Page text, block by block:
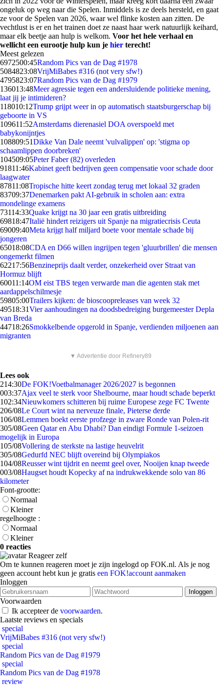
ongeluk op weg naar die Spelen. Inmiddels is ze deels hersteld, en gaat
ze voor de Spelen van 2026, waar wel flinke kosten aan zitten. De
vechtlust is er en het trainen doet ze naast haar werk natuurlijk keihard,
maar elk beetje aan hulp is welkom. Voor het hele verhaal en
wellicht een eurootje hulp kun je hier terecht!
Meest gelezen
6972500:45Random Pics van de Dag #1978
5084823:08VrijMiBabes #316 (not very sfw!)
4795823:07Random Pics van de Dag #1979
136013:48Meer agressie tegen een andersluidende politieke mening,
laat jij je intimideren?
118010:12Trump grijpt weer in op automatisch staatsburgerschap bij
geboorte in VS
109611:52Amsterdams dierenasiel DOA overspoeld met
babykonijntjes
108809:51Dikke Van Dale neemt 'vulvalippen' op: 'stigma op
schaamlippen doorbreken'
104509:05Peter Faber (82) overleden
91811:46Kabinet geeft bedrijven geen compensatie voor schade door
laagwater
87811:08Tropische hitte keert zondag terug met lokaal 32 graden
83709:37Denemarken pakt AI-gebruik in scholen aan: extra
mondelinge examens
73114:33Quake krijgt na 30 jaar een gratis uitbreiding
69818:47Italië hindert reizigers uit Spanje na migratiecrisis Ceuta
69009:40Meta krijgt half miljard boete voor mentale schade bij
jongeren
65018:08CDA en D66 willen ingrijpen tegen 'gluurbrillen' die mensen
ongemerkt filmen
62217:56Benzineprijs daalt verder, onzekerheid over Straat van
Hormuz blijft
60011:14OM eist TBS tegen verwarde man die agenten stak met
aardappelschilmesje
59805:00Trailers kijken: de bioscoopreleases van week 32
49518:31Vier aanhoudingen na doodsbedreiging burgemeester Depla
van Breda
44718:26Smokkelbende opgerold in Spanje, verdienden miljoenen aan
migranten
▼ Advertentie door Refinery89
Lees ook
214:30De FOK!Voetbalmanager 2026/2027 is begonnen
003:37Ajax veel te sterk voor Shelbourne, maar houdt schade beperkt
102:34Nieuwkomers schitteren bij ruime Europese zege FC Twente
206/08Le Court wint na nerveuze finale, Pieterse derde
106/08Lemmen boekt eerste profzege in zware Ronde van Polen-rit
305/08Geen Qatar en Abu Dhabi? Dan eindigt Formule 1-seizoen
mogelijk in Europa
105/08Vollering de sterkste na lastige heuvelrit
305/08Gedurfd NEC blijft overeind bij Olympiakos
104/08Reusser wint tijdrit en neemt geel over, Nooijen knap tweede
003/08Haugset houdt Kopecky af na indrukwekkende solo van 86
kilometer
Font-grootte:
Normaal
Kleiner
regelhoogte :
Normaal
Kleiner
0 reacties
Reageer zelf
Om te kunnen reageren moet je zijn ingelogd op FOK.nl. Als je nog
geen account hebt kun je gratis een FOK!account aanmaken
Inloggen
Voorwaarden
Ik accepteer de voorwaarden.
Laatste reviews en specials
special
VrijMiBabes #316 (not very sfw!)
special
Random Pics van de Dag #1979
special
Random Pics van de Dag #1978
review